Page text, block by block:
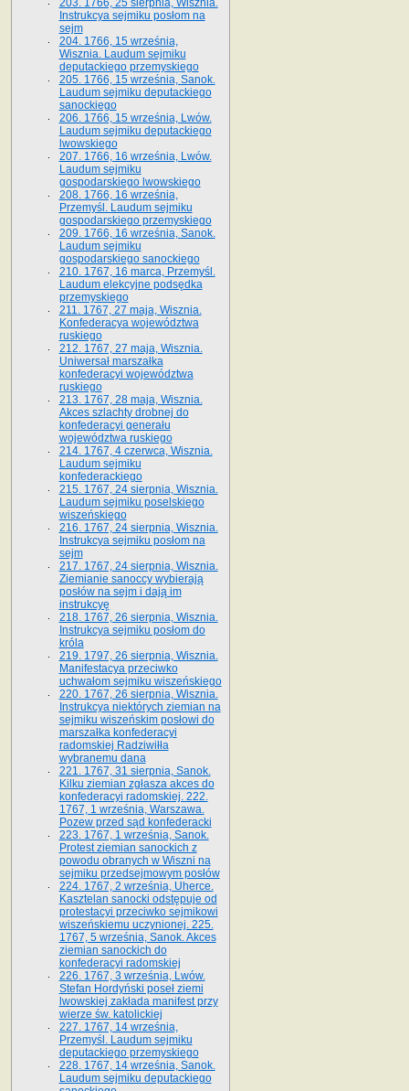
203. 1766, 25 sierpnia, Wisznia.
Instrukcya sejmiku posłom na
sejm
204. 1766, 15 września,
Wisznia. Laudum sejmiku
deputackiego przemyskiego
205. 1766, 15 września, Sanok.
Laudum sejmiku deputackiego
sanockiego
206. 1766, 15 września, Lwów.
Laudum sejmiku deputackiego
lwowskiego
207. 1766, 16 września, Lwów.
Laudum sejmiku
gospodarskiego lwowskiego
208. 1766, 16 września,
Przemyśl. Laudum sejmiku
gospodarskiego przemyskiego
209. 1766, 16 września, Sanok.
Laudum sejmiku
gospodarskiego sanockiego
210. 1767, 16 marca, Przemyśl.
Laudum elekcyjne podsędka
przemyskiego
211. 1767, 27 maja, Wisznia.
Konfederacya województwa
ruskiego
212. 1767, 27 maja, Wisznia.
Uniwersał marszałka
konfederacyi województwa
ruskiego
213. 1767, 28 maja, Wisznia.
Akces szlachty drobnej do
konfederacyi generału
województwa ruskiego
214. 1767, 4 czerwca, Wisznia.
Laudum sejmiku
konfederackiego
215. 1767, 24 sierpnia, Wisznia.
Laudum sejmiku poselskiego
wiszeńskiego
216. 1767, 24 sierpnia, Wisznia.
Instrukcya sejmiku posłom na
sejm
217. 1767, 24 sierpnia, Wisznia.
Ziemianie sanoccy wybierają
posłów na sejm i dają im
instrukcyę
218. 1767, 26 sierpnia, Wisznia.
Instrukcya sejmiku posłom do
króla
219. 1797, 26 sierpnia, Wisznia.
Manifestacya przeciwko
uchwałom sejmiku wiszeńskiego
220. 1767, 26 sierpnia, Wisznia.
Instrukcya niektórych ziemian na
sejmiku wiszeńskim posłowi do
marszałka konfe­deracyi
radomskiej Radziwiłła
wybranemu dana
221. 1767, 31 sierpnia, Sanok.
Kilku ziemian zgłasza akces do
konfederacyi radomskiej. 222.
1767, 1 września, Warszawa.
Pozew przed sąd konfederacki
223. 1767, 1 września, Sanok.
Protest ziemian sanockich z
powodu obranych w Wiszni na
sejmiku przedsejmo­wym posłów
224. 1767, 2 września, Uherce.
Kasztelan sanocki odstępuje od
protestacyi przeciwko sejmikowi
wiszeńskiemu uczynionej. 225.
1767, 5 września, Sanok. Akces
ziemian sanockich do
konfederacyi radomskiej
226. 1767, 3 września, Lwów.
Stefan Hordyński poseł ziemi
lwowskiej zakłada manifest przy
wierze św. ka­tolickiej
227. 1767, 14 września,
Przemyśl. Laudum sejmiku
deputackiego przemyskiego
228. 1767, 14 września, Sanok.
Laudum sejmiku deputackiego